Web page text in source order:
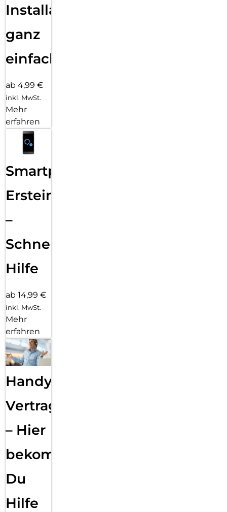
Installation
ganz
einfach
ab 4,99 €
inkl. MwSt.
Mehr
erfahren
Smartphone
Ersteinrichtung
–
Schnelle
Hilfe
ab 14,99 €
inkl. MwSt.
Mehr
erfahren
Handy
Vertragsabwicklung
– Hier
bekommst
Du
Hilfe